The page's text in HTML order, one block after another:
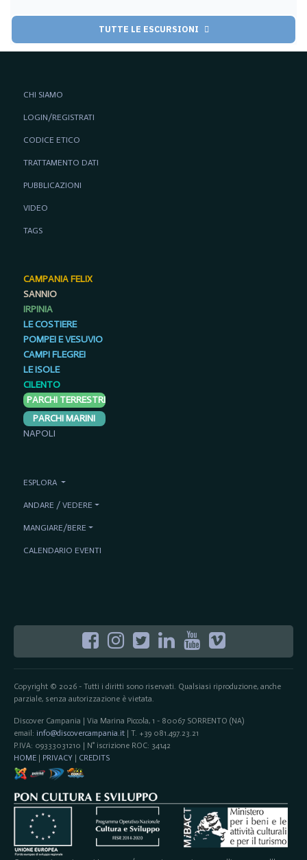
TUTTE LE ESCURSIONI
Copyright © 2026 - Tutti i diritti sono riservati. Qualsiasi riproduzione, anche
parziale, senza autorizzazione è vietata.
Discover Campania | Via Marina Piccola, 1 - 80067 SORRENTO (NA)
email: info@discovercampania.it| T. +39 081.497.23.21
P.IVA: 09333031210 | N° iscrizione ROC: 34142
HOME| PRIVACY | CREDITS
CHI SIAMO
LOGIN/REGISTRATI
CODICE ETICO
TRATTAMENTO DATI
PUBBLICAZIONI
VIDEO
TAGS
CAMPANIA FELIX
SANNIO
IRPINIA
LE COSTIERE
POMPEI E VESUVIO
CAMPI FLEGREI
LE ISOLE
CILENTO
PARCHI TERRESTRI
PARCHI MARINI
NAPOLI
ESPLORA
ANDARE / VEDERE
MANGIARE/BERE
CALENDARIO EVENTI